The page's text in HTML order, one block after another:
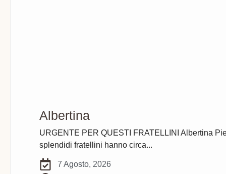
Albertina
URGENTE PER QUESTI FRATELLINI Albertina
splendidi fratellini hanno circa...
7 Agosto, 2026